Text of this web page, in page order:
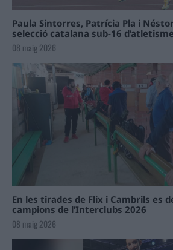
Paula Sintorres, Patrícia Pla i
selecció catalana sub-16 d’atletisme
08 maig 2026
En les tirades de Flix i Cambrils es
campions de l’Interclubs 2026
08 maig 2026